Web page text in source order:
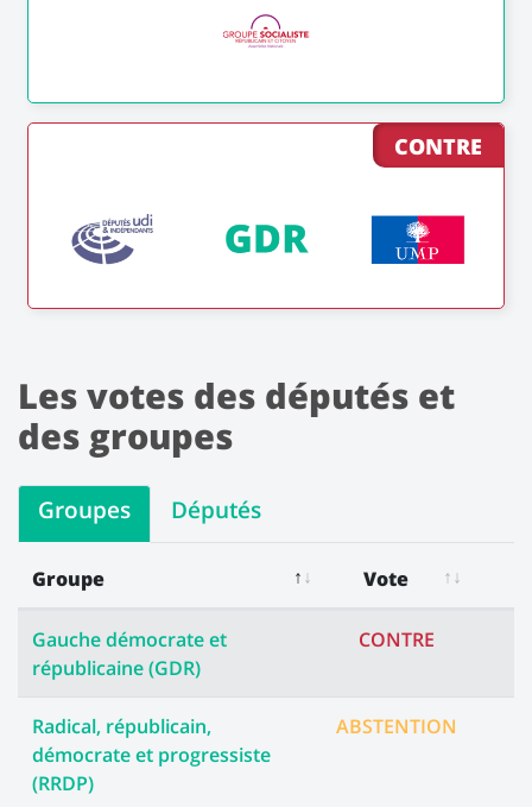
CONTRE
Les votes des députés et
des groupes
Groupes Députés
Groupe Vote
Gauche démocrate et
républicaine (GDR)
CONTRE
Radical, républicain,
démocrate et progressiste
(RRDP)
ABSTENTION